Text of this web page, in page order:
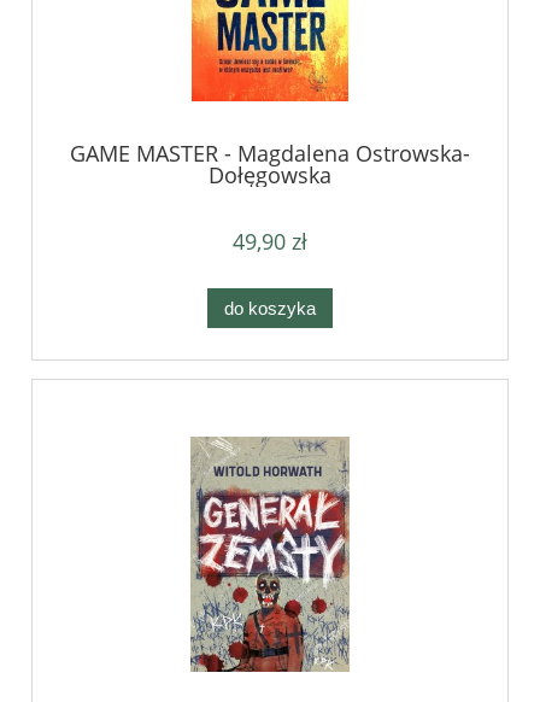
GAME MASTER - Magdalena Ostrowska-
Dołęgowska
49,90 zł
do koszyka